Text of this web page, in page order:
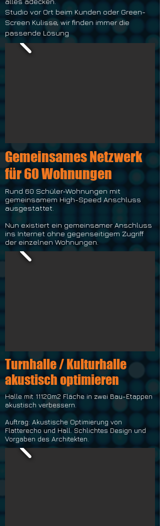
Studio vor Ort beim Kunden oder Green-
Screen Kulisse, wir finden immer die
passende Lösung
Gemeinsames Netzwerk
für 60 Wohnungen
Rund 60 Schüler-Wohnungen mit
gemeinsamem High-Speed Anschluss
ausgestattet.
Nun existiert ein gemeinsamer Anschluss
ins Internet ohne gegenseitigem Zugriff
der einzelnen Wohnungen.
Turnhalle / Kulturhalle
akustisch optimieren
Halle mit 11120m2 Fläche in zwei Bau-Etappen
akustisch verbessern.
Auftrag: Akustische Optimierung von
Flatterecho und Hall. Schlichtes Design und
Vorgaben des Architekten.